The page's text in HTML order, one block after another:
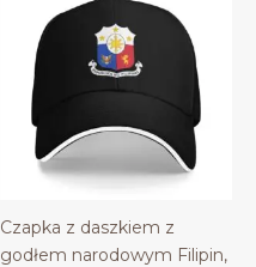
Czapka z daszkiem z
godłem narodowym Filipin,